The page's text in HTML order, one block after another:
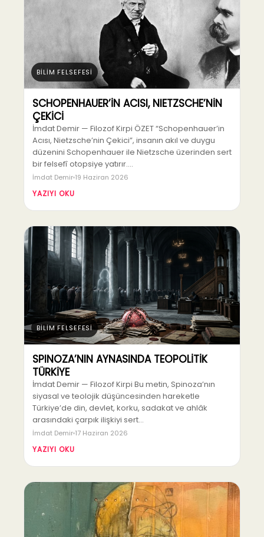
BİLİM FELSEFESİ
SCHOPENHAUER’İN ACISI, NIETZSCHE’NİN
ÇEKİCİ
İmdat Demir — Filozof Kirpi ÖZET “Schopenhauer’in
Acısı, Nietzsche’nin Çekici”, insanın akıl ve duygu
düzenini Schopenhauer ile Nietzsche üzerinden sert
bir felsefî otopsiye yatırır.…
İmdat Demir 19 Haziran 2026
YAZIYI OKU
BİLİM FELSEFESİ
SPINOZA’NIN AYNASINDA TEOPOLİTİK
TÜRKİYE
İmdat Demir — Filozof Kirpi Bu metin, Spinoza’nın
siyasal ve teolojik düşüncesinden hareketle
Türkiye’de din, devlet, korku, sadakat ve ahlâk
arasındaki çarpık ilişkiyi sert…
İmdat Demir 17 Haziran 2026
YAZIYI OKU